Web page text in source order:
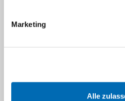
Marketing
Alle
hin zu individuellem
eine sichtbare
fruchtbares Umfeld für
Medizintechnik, Digital
& Health gefördert.
regionales Netzwerk